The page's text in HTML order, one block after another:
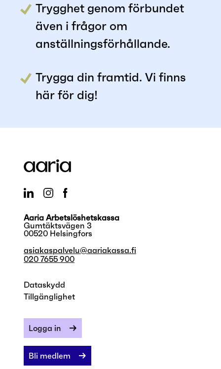
Trygghet genom förbundet
även i frågor om
anställningsförhållande.
Trygga din framtid. Vi finns
här för dig!
Aaria Arbetslöshetskassa
Gumtäktsvägen 3
00520 Helsingfors
asiakaspalvelu@aariakassa.fi
020 7655 900
Dataskydd
Tillgänglighet
Logga in
Bli medlem